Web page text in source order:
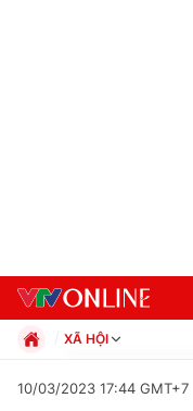
XÃ HỘI
Xã hội
10/03/2023 17:44 GMT+7